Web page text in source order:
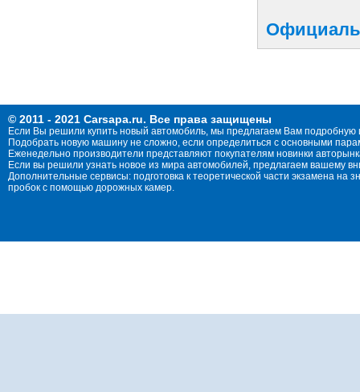
© 2011 - 2021 Carsapa.ru. Все права защищены
Если Вы решили купить новый автомобиль, мы предлагаем Вам
Подобрать новую машину не сложно, если определиться с основными
Еженедельно производители представляют покупателям новинки
Если вы решили узнать новое из мира автомобилей, предлагаем вашему
Дополнительные сервисы: подготовка к теоретической части экзамена
пробок с помощью дорожных камер.